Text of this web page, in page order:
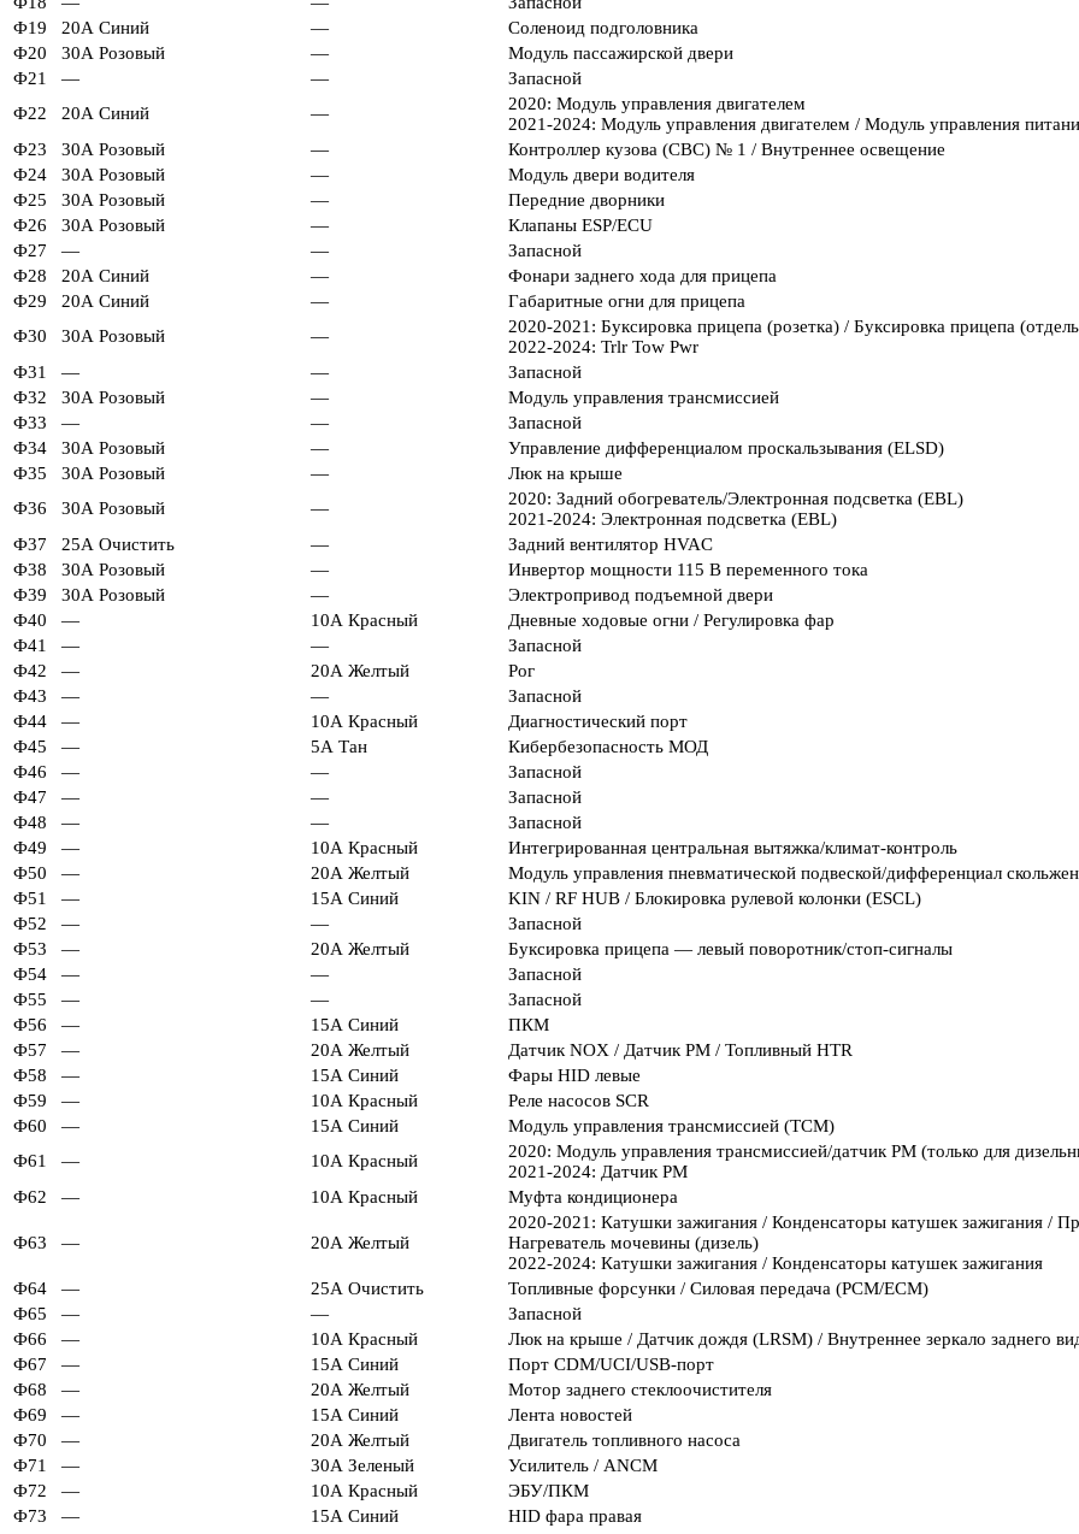
Ф19
20А Синий —
Соленоид подголовника
Ф20
30А Розовый —
Модуль пассажирской двери
Ф21
— —
Запасной
Ф22
20А Синий —
2020: Модуль управления двигателем
2021-2024: Модуль управления двигателем / Модуль управления
Ф23
30А Розовый —
Контроллер кузова (CBC) № 1 / Внутреннее освещение
Ф24
30А Розовый —
Модуль двери водителя
Ф25
30А Розовый —
Передние дворники
Ф26
30А Розовый —
Клапаны ESP/ECU
Ф27
— —
Запасной
Ф28
20А Синий —
Фонари заднего хода для прицепа
Ф29
20А Синий —
Габаритные огни для прицепа
Ф30
30А Розовый —
2020-2021: Буксировка прицепа (розетка) / Буксировка прицепа
2022-2024: Trlr Tow Pwr
Ф31
— —
Запасной
Ф32
30А Розовый —
Модуль управления трансмиссией
Ф33
— —
Запасной
Ф34
30А Розовый —
Управление дифференциалом проскальзывания (ELSD)
Ф35
30А Розовый —
Люк на крыше
Ф36
30А Розовый —
2020: Задний обогреватель/Электронная подсветка (EBL)
2021-2024: Электронная подсветка (EBL)
Ф37
25А Очистить —
Задний вентилятор HVAC
Ф38
30А Розовый —
Инвертор мощности 115 В переменного тока
Ф39
30А Розовый —
Электропривод подъемной двери
Ф40
— 10А Красный
Дневные ходовые огни / Регулировка фар
Ф41
— —
Запасной
Ф42
— 20А Желтый
Рог
Ф43
— —
Запасной
Ф44
— 10А Красный
Диагностический порт
Ф45
— 5А Тан
Кибербезопасность МОД
Ф46
— —
Запасной
Ф47
— —
Запасной
Ф48
— —
Запасной
Ф49
— 10А Красный
Интегрированная центральная вытяжка/климат-контроль
Ф50
— 20А Желтый
Модуль управления пневматической подвеской/дифференциал
Ф51
— 15А Синий
KIN / RF HUB / Блокировка рулевой колонки (ESCL)
Ф52
— —
Запасной
Ф53
— 20А Желтый
Буксировка прицепа — левый поворотник/стоп-сигналы
Ф54
— —
Запасной
Ф55
— —
Запасной
Ф56
— 15А Синий
ПКМ
Ф57
— 20А Желтый
Датчик NOX / Датчик PM / Топливный HTR
Ф58
— 15А Синий
Фары HID левые
Ф59
— 10А Красный
Реле насосов SCR
Ф60
— 15А Синий
Модуль управления трансмиссией (TCM)
Ф61
— 10А Красный
2020: Модуль управления трансмиссией/датчик PM (только для
2021-2024: Датчик PM
Ф62
— 10А Красный Муфта кондиционера
Ф63 — 20А Желтый
2020-2021: Катушки зажигания / Конденсаторы катушек зажигания /
Нагреватель мочевины (дизель)
2022-2024: Катушки зажигания / Конденсаторы катушек зажигания
Ф64
— 25А Очистить
Топливные форсунки / Силовая передача (PCM/ECM)
Ф65
— —
Запасной
Ф66
— 10А Красный
Люк на крыше / Датчик дождя (LRSM) / Внутреннее зеркало заднего
Ф67
— 15А Синий
Порт CDM/UCI/USB-порт
Ф68
— 20А Желтый
Мотор заднего стеклоочистителя
Ф69
— 15А Синий
Лента новостей
Ф70
— 20А Желтый
Двигатель топливного насоса
Ф71
— 30А Зеленый
Усилитель / ANCM
Ф72
— 10А Красный
ЭБУ/ПКМ
Ф73
— 15А Синий
HID фара правая